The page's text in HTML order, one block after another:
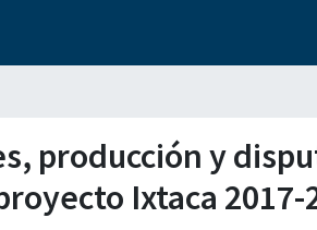
producción y
Ixtaca 2017-